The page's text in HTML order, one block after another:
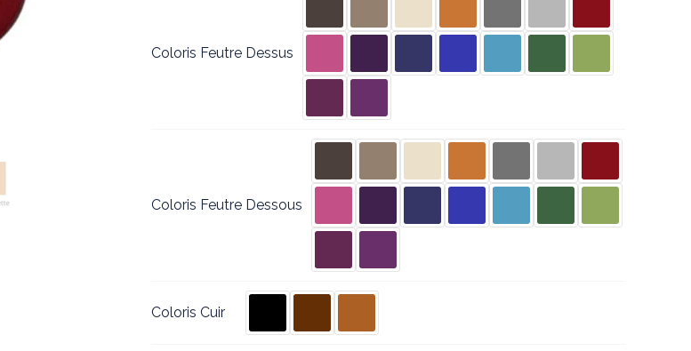
Coloris Feutre Dessus
Coloris Feutre Dessous
Coloris Cuir